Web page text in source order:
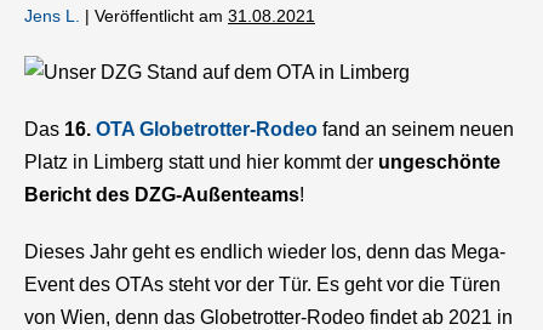
Jens L. | Veröffentlicht am 31.08.2021
Das 16. OTA Globetrotter-Rodeo fand an seinem neuen
Platz in Limberg statt und hier kommt der ungeschönte
Bericht des DZG-Außenteams!
Dieses Jahr geht es endlich wieder los, denn das Mega-
Event des OTAs steht vor der Tür. Es geht vor die Türen
von Wien, denn das Globetrotter-Rodeo findet ab 2021 in